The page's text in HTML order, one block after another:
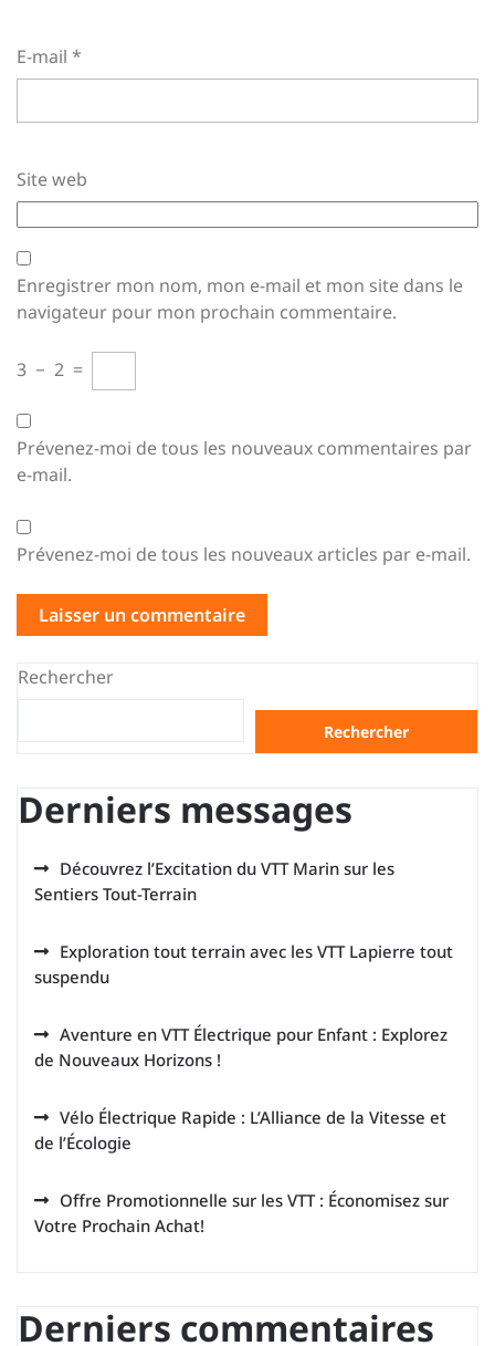
E-mail *
Site web
Enregistrer mon nom, mon e-mail et mon site dans le
navigateur pour mon prochain commentaire.
3 − 2 =
Prévenez-moi de tous les nouveaux commentaires par
e-mail.
Prévenez-moi de tous les nouveaux articles par e-mail.
Rechercher
Rechercher
Derniers messages
Découvrez l’Excitation du VTT Marin sur les
Sentiers Tout-Terrain
Exploration tout terrain avec les VTT Lapierre tout
suspendu
Aventure en VTT Électrique pour Enfant : Explorez
de Nouveaux Horizons !
Vélo Électrique Rapide : L’Alliance de la Vitesse et
de l’Écologie
Offre Promotionnelle sur les VTT : Économisez sur
Votre Prochain Achat!
Derniers commentaires